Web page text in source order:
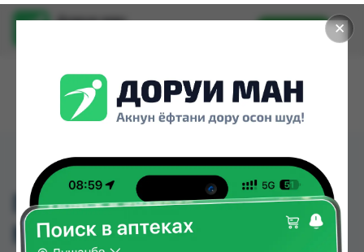
✕
Доруи ман
Установить
ГАЛЕКС СПРЕЙ 0 1 % 10
МЛ